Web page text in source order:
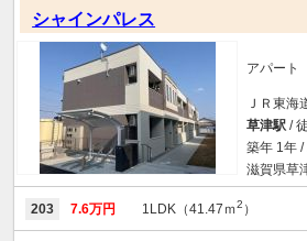
シャインパレス
アパート
ＪＲ東海
草津駅 /
築年 1年 /
滋賀県草
203 7.6万円 1LDK（41.47ｍ2 ）